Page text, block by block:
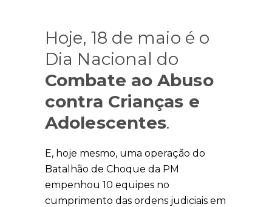
Hoje, 18 de maio é o
Dia Nacional do
Combate ao Abuso
contra Crianças e
Adolescentes.
E, hoje mesmo, uma operação do
Batalhão de Choque da PM
empenhou 10 equipes no
cumprimento das ordens judiciais em